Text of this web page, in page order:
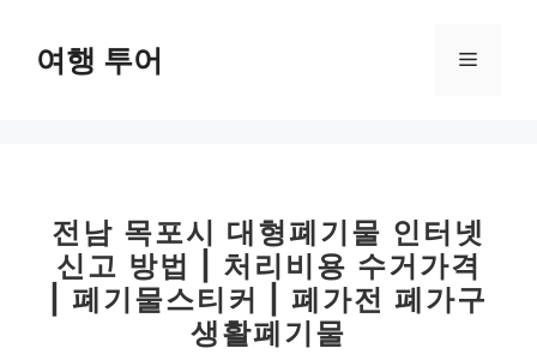
여행 투어 메
전남 목포시 대형폐기물 인터넷
신고 방법 | 처리비용 수거가격
| 폐기물스티커 | 폐가전 폐가구
생활폐기물